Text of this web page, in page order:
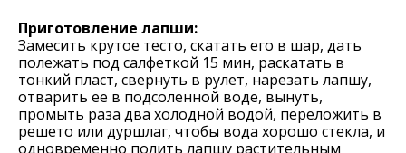
Приготовление лапши:
Замесить крутое тесто, скатать его в шар, дать
полежать под салфеткой 15 мин, раскатать в
тонкий пласт, свернуть в рулет, нарезать лапшу,
отварить ее в подсоленной воде, вынуть,
промыть раза два холодной водой, переложить в
решето или дуршлаг, чтобы вода хорошо стекла, и
одновременно полить лапшу растительным